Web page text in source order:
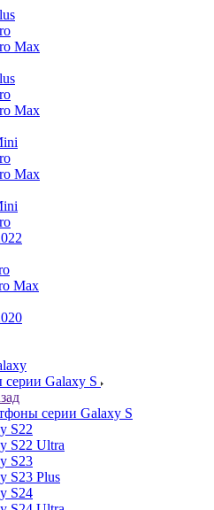
Max
Max
Max
Max
Galaxy S
серии Galaxy S
S22
S22 Ultra
S23
S23 Plus
S24